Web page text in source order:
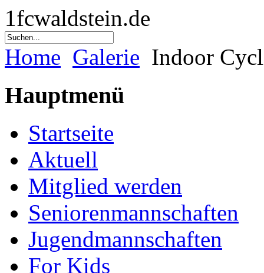
1fcwaldstein.de
Home Galerie Indoor
Hauptmenü
Startseite
Aktuell
Mitglied werden
Seniorenmannschaften
Jugendmannschaften
For Kids